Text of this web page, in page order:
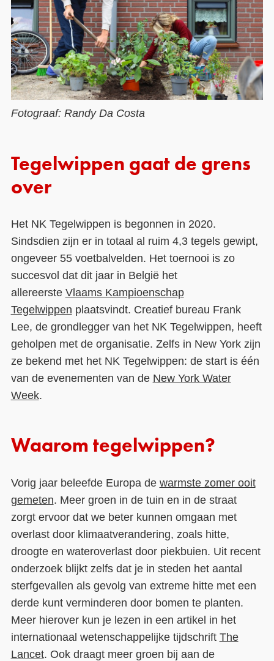
Fotograaf: Randy Da Costa
Tegelwippen gaat de grens
over
Het NK Tegelwippen is begonnen in 2020.
Sindsdien zijn er in totaal al ruim 4,3 tegels gewipt,
ongeveer 55 voetbalvelden. Het toernooi is zo
succesvol dat dit jaar in België het
allereerste Vlaams Kampioenschap
Tegelwippen plaatsvindt. Creatief bureau Frank
Lee, de grondlegger van het NK Tegelwippen, heeft
geholpen met de organisatie. Zelfs in New York zijn
ze bekend met het NK Tegelwippen: de start is één
van de evenementen van de New York Water
Week.
Waarom tegelwippen?
Vorig jaar beleefde Europa de warmste zomer ooit
gemeten. Meer groen in de tuin en in de straat
zorgt ervoor dat we beter kunnen omgaan met
overlast door klimaatverandering, zoals hitte,
droogte en wateroverlast door piekbuien. Uit recent
onderzoek blijkt zelfs dat je in steden het aantal
sterfgevallen als gevolg van extreme hitte met een
derde kunt verminderen door bomen te planten.
Meer hierover kun je lezen in een artikel in het
internationaal wetenschappelijke tijdschrift The
Lancet. Ook draagt meer groen bij aan de